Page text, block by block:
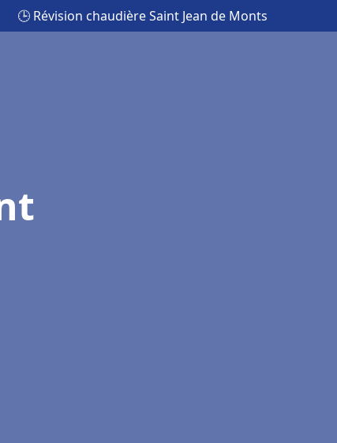
🕒 Révision chaudière Saint Jean de Monts